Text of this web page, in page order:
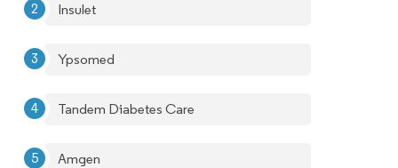
Insulet
Ypsomed
Tandem Diabetes Care
Amgen